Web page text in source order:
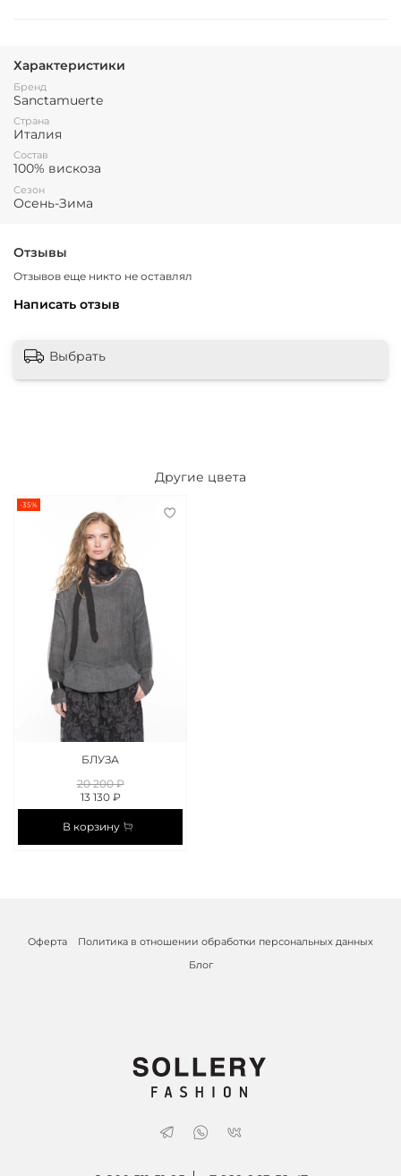
Характеристики
Бренд
Sanctamuerte
Страна
Италия
Состав
100% вискоза
Сезон
Осень-Зима
Отзывы
Отзывов еще никто не оставлял
Написать отзыв
Выбрать
Другие цвета
-35%
БЛУЗА
20 200 ₽
13 130 ₽
В корзину
Оферта
Политика в отношении обработки персональных данных
Блог